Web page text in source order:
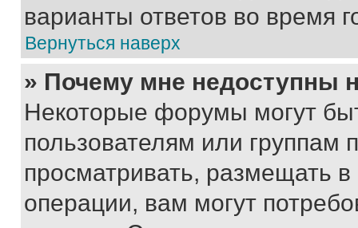
варианты ответов во время
Вернуться наверх
» Почему мне недоступны
Некоторые форумы могут
пользователям или группам
просматривать, размещать
операции, вам могут